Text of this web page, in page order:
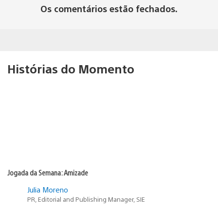
Os comentários estão fechados.
Histórias do Momento
Jogada da Semana: Amizade
Julia Moreno
PR, Editorial and Publishing Manager, SIE